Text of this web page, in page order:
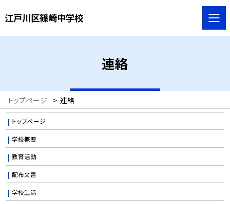
江戸川区篠崎中学校
連絡
トップページ > 連絡
トップページ
学校概要
教育活動
配布文書
学校生活